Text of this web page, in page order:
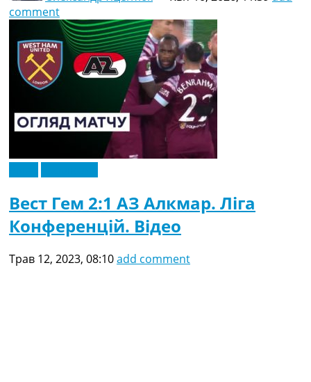
comment
Вест Гем 2:1 АЗ Алкмар. Ліга
Конференцій. Відео
Трав 12, 2023, 08:10add comment